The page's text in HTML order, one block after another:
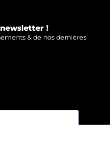
!
& de nos dernières